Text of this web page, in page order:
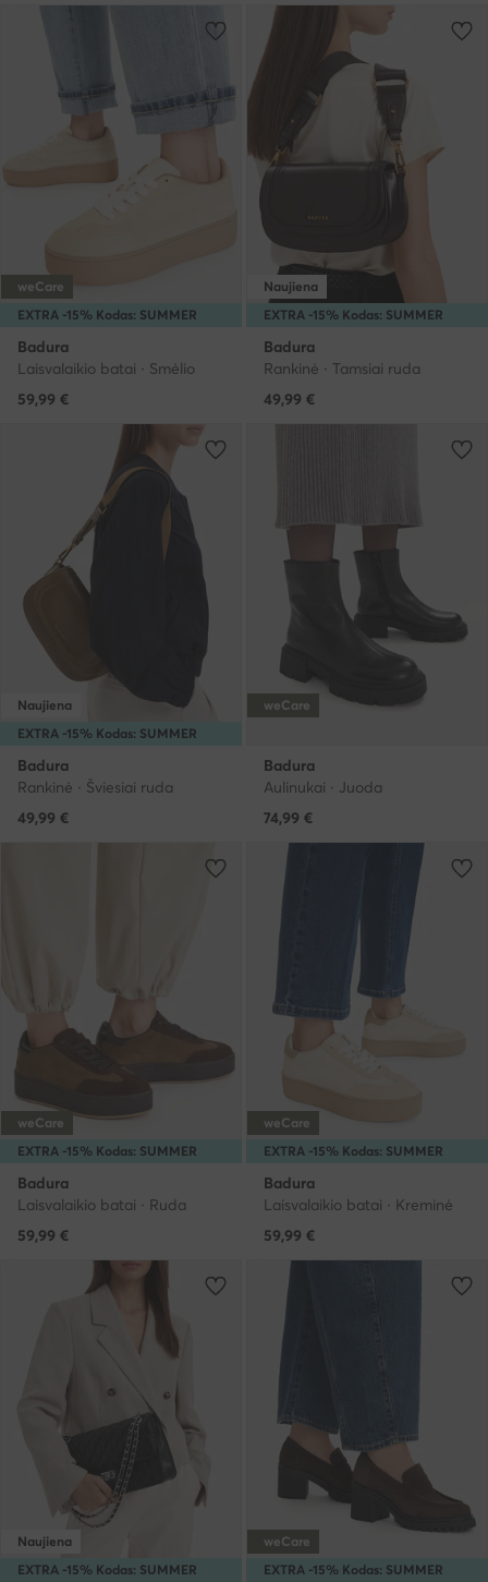
EXTRA -15% Kodas: SUMMER
weCare
Badura
Laisvalaikio batai · Smėlio
59,99 €
EXTRA -15% Kodas: SUMMER
Naujiena
Badura
Rankinė · Tamsiai ruda
49,99 €
EXTRA -15% Kodas: SUMMER
Naujiena
Badura
Rankinė · Šviesiai ruda
49,99 €
weCare
Badura
Aulinukai · Juoda
74,99 €
EXTRA -15% Kodas: SUMMER
weCare
Badura
Laisvalaikio batai · Ruda
59,99 €
EXTRA -15% Kodas: SUMMER
weCare
Badura
Laisvalaikio batai · Kreminė
59,99 €
EXTRA -15% Kodas: SUMMER
Naujiena
EXTRA -15% Kodas: SUMMER
weCare